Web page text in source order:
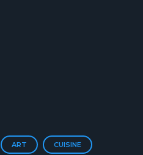
ART CUISINE